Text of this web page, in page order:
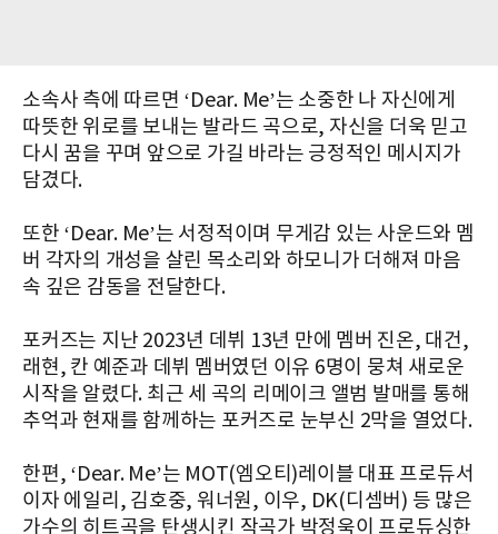
소속사 측에 따르면 ‘Dear. Me’는 소중한 나 자신에게
따뜻한 위로를 보내는 발라드 곡으로, 자신을 더욱 믿고
다시 꿈을 꾸며 앞으로 가길 바라는 긍정적인 메시지가
담겼다.
또한 ‘Dear. Me’는 서정적이며 무게감 있는 사운드와 멤
버 각자의 개성을 살린 목소리와 하모니가 더해져 마음
속 깊은 감동을 전달한다.
포커즈는 지난 2023년 데뷔 13년 만에 멤버 진온, 대건,
래현, 칸 예준과 데뷔 멤버였던 이유 6명이 뭉쳐 새로운
시작을 알렸다. 최근 세 곡의 리메이크 앨범 발매를 통해
추억과 현재를 함께하는 포커즈로 눈부신 2막을 열었다.
한편, ‘Dear. Me’는 MOT(엠오티)레이블 대표 프로듀서
이자 에일리, 김호중, 워너원, 이우, DK(디셈버) 등 많은
가수의 히트곡을 탄생시킨 작곡가 박정욱이 프로듀싱한